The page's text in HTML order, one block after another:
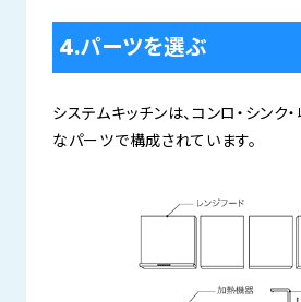
4.パーツを選ぶ
システムキッチンは、コンロ・シンク
なパーツで構成されています。